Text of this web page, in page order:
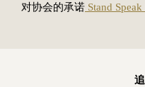
对协会的承诺 Stand